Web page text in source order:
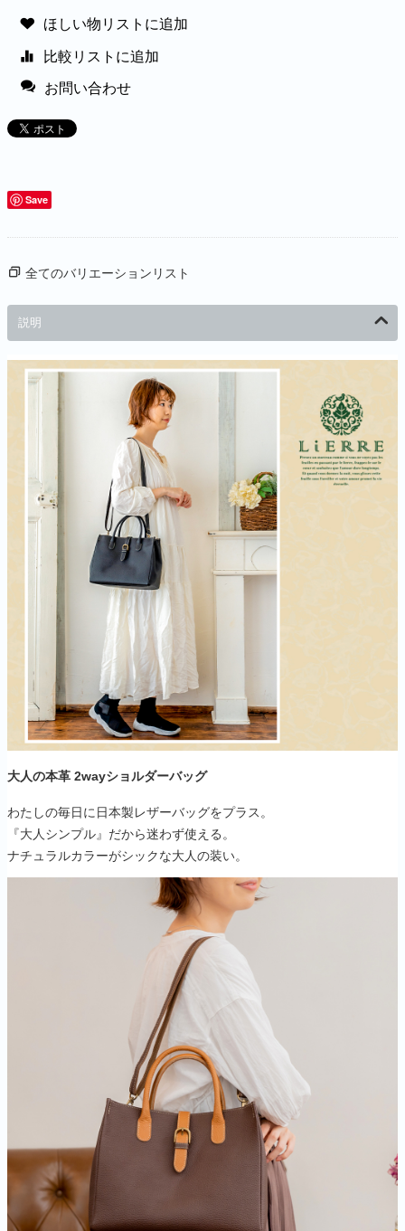
ほしい物リストに追加
比較リストに追加
お問い合わせ
Save
全てのバリエーションリスト
説明
大人の本革 2wayショルダーバッグ
わたしの毎日に日本製レザーバッグをプラス。
『大人シンプル』だから迷わず使える。
ナチュラルカラーがシックな大人の装い。